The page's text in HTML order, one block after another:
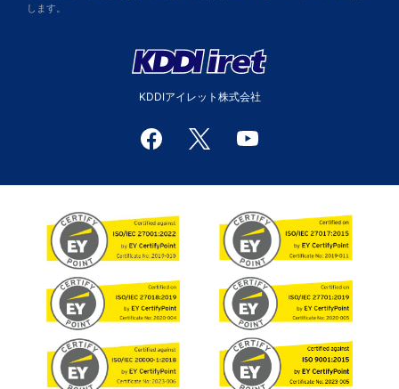
します。
KDDIアイレット株式会社